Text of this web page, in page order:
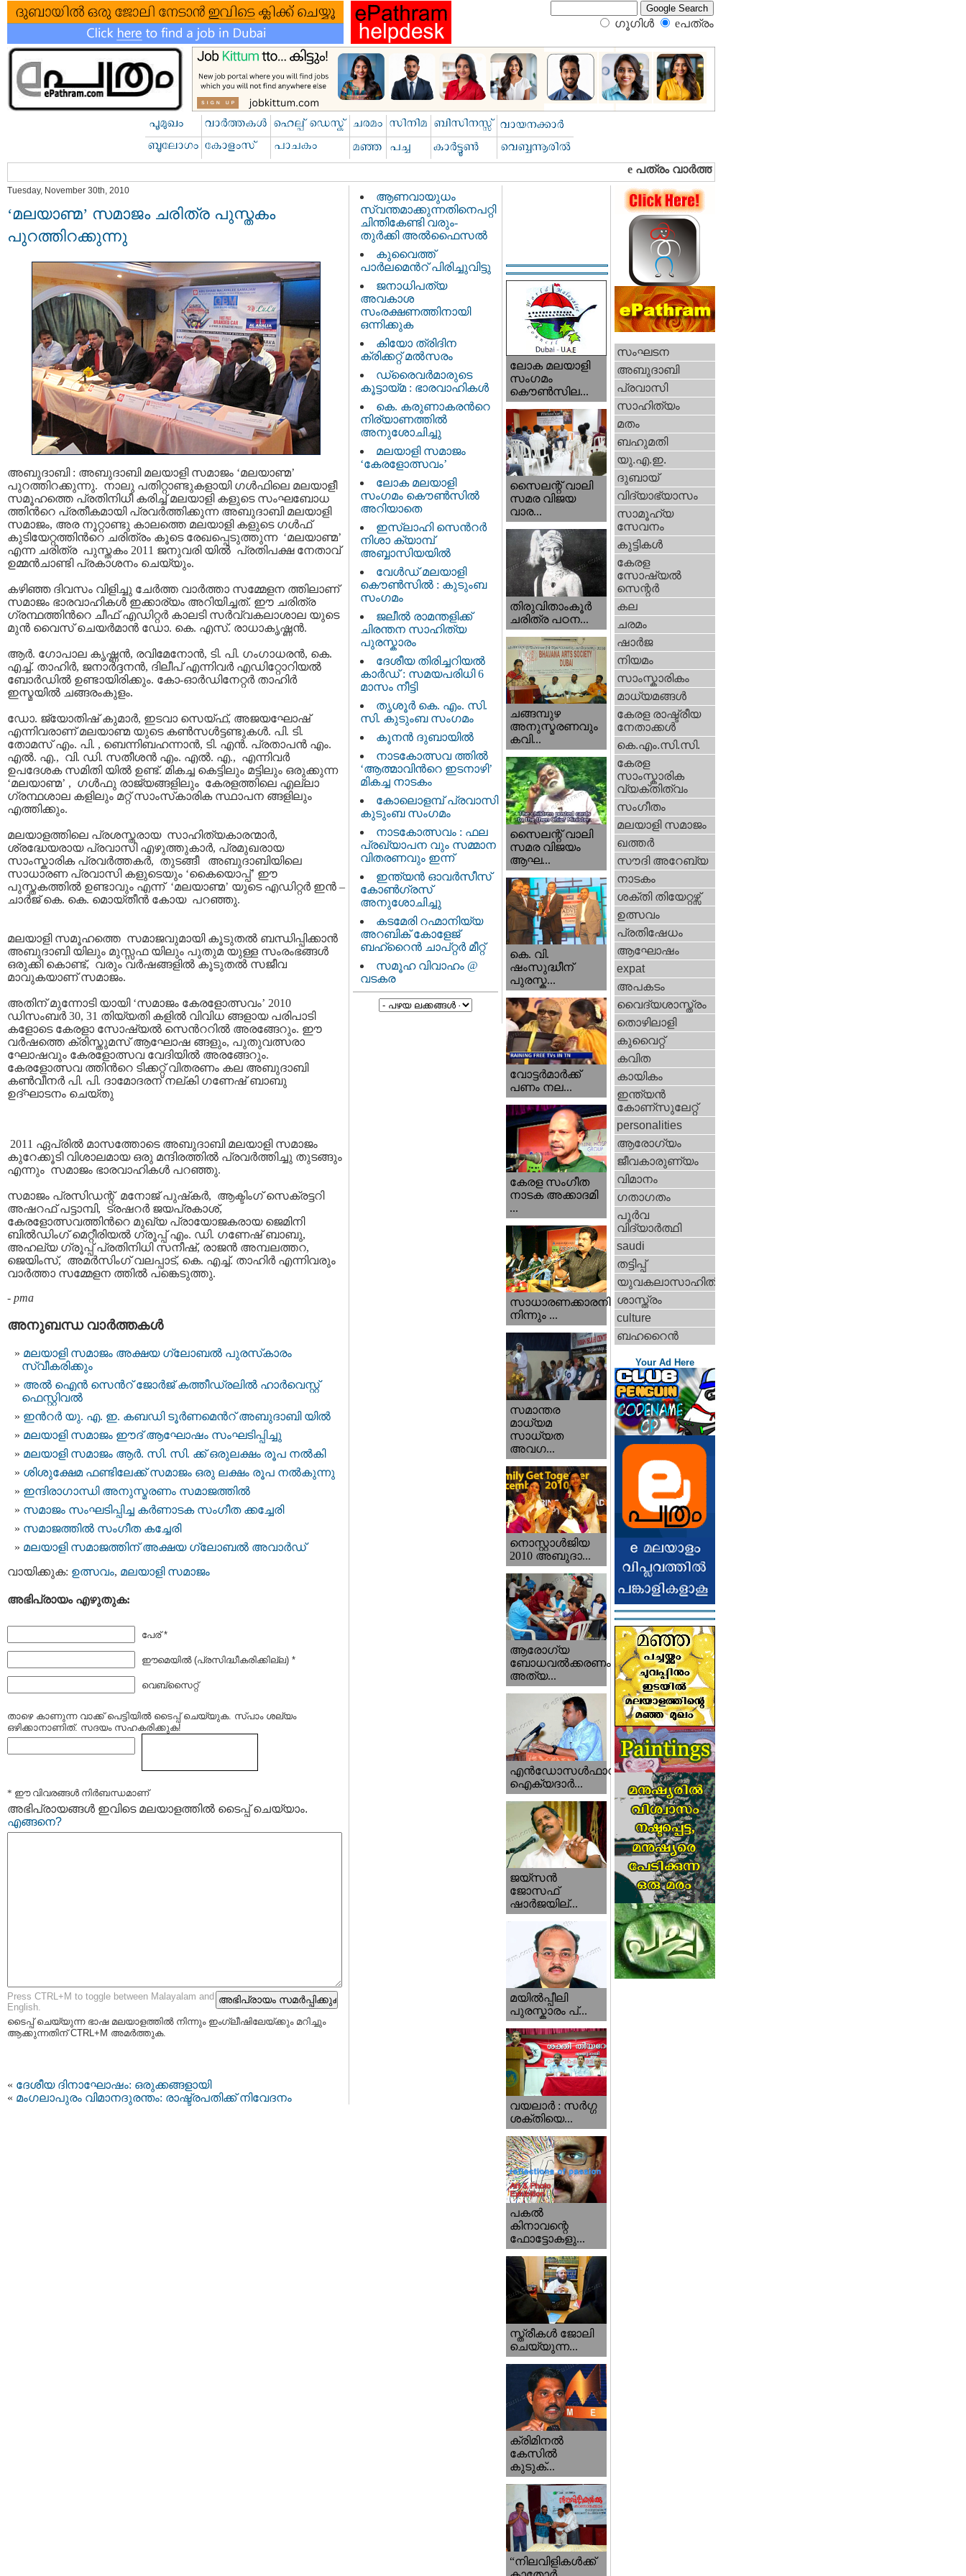
ഗൂഗിള്‍ eപത്രം‍
Tuesday, November 30th, 2010
‘മലയാണ്മ’ സമാജം ചരിത്ര പുസ്തകം
പുറത്തിറക്കുന്നു
അബുദാബി : അബുദാബി മലയാളി സമാജം ‘മലയാണ്മ’
പുറത്തിറക്കുന്നു. നാലു പതിറ്റാണ്ടുകളായി ഗള്‍ഫിലെ മലയാളീ
സമൂഹത്തെ പ്രതിനിധീ കരിച്ച് മലയാളി കളുടെ സംഘബോധ
ത്തിന്‍റെ പ്രതീകമായി പ്രവര്‍ത്തിക്കുന്ന അബുദാബി മലയാളി
സമാജം, അര നൂറ്റാണ്ടു കാലത്തെ മലയാളി കളുടെ ഗള്‍ഫ്
കുടിയേറ്റത്തിന്‍റെ ചരിത്രം കൂടെ രേഖപ്പെടുത്തുന്ന ‘മലയാണ്മ’
എന്ന ചരിത്ര പുസ്തകം 2011 ജനുവരി യില്‍ പ്രതിപക്ഷ നേതാവ്
ഉമ്മന്‍ചാണ്ടി പ്രകാശനം ചെയ്യും.
കഴിഞ്ഞ ദിവസം വിളിച്ചു ചേര്‍ത്ത വാര്‍ത്താ സമ്മേളന ത്തിലാണ്
സമാജം ഭാരവാഹികള്‍ ഇക്കാര്യം അറിയിച്ചത്. ഈ ചരിത്ര
ഗ്രന്ഥത്തിന്‍റെ ചീഫ് എഡിറ്റര്‍ കാലടി സര്‍വ്വകലാശാല യുടെ
മുന്‍ വൈസ് ചെയര്‍മാന്‍ ഡോ. കെ. എസ്. രാധാകൃഷ്ണന്‍.
ആര്‍. ഗോപാല കൃഷ്ണന്‍, രവിമേനോന്‍, ടി. പി. ഗംഗാധരന്‍, കെ.
എച്ച്. താഹിര്‍, ജനാര്‍ദ്ദനന്‍, ദിലീപ് എന്നിവര്‍ എഡിറ്റോറിയല്‍
ബോര്‍ഡില്‍ ഉണ്ടായിരിക്കും. കോ-ഓര്‍ഡിനേറ്റര്‍ താഹിര്‍
ഇസ്മയില്‍ ചങ്ങരംകുളം.
ഡോ. ജ്യോതിഷ്‌ കുമാര്‍, ഇടവാ സെയ്ഫ്, അജയഘോഷ്
എന്നിവരാണ് മലയാണ്മ യുടെ കണ്‍സള്‍ട്ടണ്ടുകള്‍. പി. ടി.
തോമസ് എം. പി. , ബെന്നിബഹന്നാന്‍, ടി. എന്‍. പ്രതാപന്‍ എം.
എല്‍. എ., വി. ഡി. സതീശന്‍ എം. എല്‍. എ., എന്നിവര്‍
ഉപദേശക സമിതി യില്‍ ഉണ്ട്. മികച്ച കെട്ടിലും മട്ടിലും ഒരുക്കുന്ന
‘മലയാണ്മ’ , ഗള്‍ഫു രാജ്യങ്ങളിലും കേരളത്തിലെ എല്ലാ
ഗ്രന്ഥശാല കളിലും മറ്റ് സാംസ്‌കാരിക സ്ഥാപന ങ്ങളിലും
എത്തിക്കും.
മലയാളത്തിലെ പ്രശസ്തരായ സാഹിത്യകാരന്മാര്‍,
ശ്രദ്ധേയരായ പ്രവാസി എഴുത്തുകാര്‍, പ്രമുഖരായ
സാംസ്കാരിക പ്രവര്‍ത്തകര്‍, തുടങ്ങീ അബുദാബിയിലെ
സാധാരണ പ്രവാസി കളുടെയും ‘കൈയൊപ്പ്’ ഈ
പുസ്തകത്തില്‍ ഉണ്ടാവും എന്ന് ‘മലയാണ്മ’ യുടെ എഡിറ്റര്‍ ഇന്‍ –
ചാര്‍ജ് കെ. കെ. മൊയ്തീന്‍ കോയ പറഞ്ഞു.
മലയാളി സമൂഹത്തെ സമാജവുമായി കൂടുതല്‍ ബന്ധിപ്പിക്കാന്‍
അബുദാബി യിലും മുസ്സഫ യിലും പുതുമ യുള്ള സംരംഭങ്ങള്‍
ഒരുക്കി കൊണ്ട്, വരും വര്‍ഷങ്ങളില്‍ കൂടുതല്‍ സജീവ
മാവുകയാണ് സമാജം.
അതിന് മുന്നോടി യായി ‘സമാജം കേരളോത്സവം’ 2010
ഡിസംബര്‍ 30, 31 തിയ്യതി കളില്‍ വിവിധ ങ്ങളായ പരിപാടി
കളോടെ കേരളാ സോഷ്യല്‍ സെന്‍ററില്‍ അരങ്ങേറും. ഈ
വര്‍ഷത്തെ ക്രിസ്തുമസ് ആഘോഷ ങ്ങളും, പുതുവത്സരാ
ഘോഷവും കേരളോത്സവ വേദിയില്‍ അരങ്ങേറും.
കേരളോത്സവ ത്തിന്‍റെ ടിക്കറ്റ് വിതരണം കല അബുദാബി
കണ്‍വീനര്‍ പി. പി. ദാമോദരന് നല്കി ഗണേഷ് ബാബു
ഉദ്ഘാടനം ചെയ്തു
2011 ഏപ്രില്‍ മാസത്തോടെ അബുദാബി മലയാളി സമാജം
കുറേക്കൂടി വിശാലമായ ഒരു മന്ദിരത്തില്‍ പ്രവര്‍ത്തിച്ചു തുടങ്ങും
എന്നും സമാജം ഭാരവാഹികള്‍ പറഞ്ഞു.
സമാജം പ്രസിഡന്റ് മനോജ് പുഷ്‌കര്‍, ആക്ടിംഗ് സെക്രട്ടറി
അഷറഫ് പട്ടാമ്പി, ട്രഷറര്‍ ജയപ്രകാശ്,
കേരളോത്സവത്തിന്‍റെ മുഖ്യ പ്രായോജകരായ ജെമിനി
ബില്‍ഡിംഗ് മെറ്റീരിയല്‍ ഗ്രൂപ്പ് എം. ഡി. ഗണേഷ് ബാബു,
അഹല്യ ഗ്രൂപ്പ് പ്രതിനിധി സനീഷ്, രാജന്‍ അമ്പലത്തറ,
ജെയിംസ്, അമര്‍സിംഗ് വലപ്പാട്‌, കെ. എച്ച്. താഹിര്‍ എന്നിവരും
വാര്‍ത്താ സമ്മേളന ത്തില്‍ പങ്കെടുത്തു.
- pma
അനുബന്ധ വാര്‍ത്തകള്‍
മലയാളി സമാജം അക്ഷയ ഗ്ലോബല്‍ പുരസ്‌കാരം
സ്വീകരിക്കും
അല്‍ ഐന്‍ സെന്‍റ് ജോര്‍ജ് കത്തീഡ്രലില്‍ ഹാര്‍വെസ്റ്റ്
ഫെസ്റ്റിവല്‍
ഇന്‍റര്‍ യു. എ. ഇ. കബഡി ടൂര്‍ണമെന്‍റ് അബുദാബി യില്‍
മലയാളി സമാജം ഈദ് ആഘോഷം സംഘടിപ്പിച്ചു
മലയാളി സമാജം ആര്‍. സി. സി. ക്ക് ഒരുലക്ഷം രൂപ നല്‍കി
ശിശുക്ഷേമ ഫണ്ടിലേക്ക് സമാജം ഒരു ലക്ഷം രൂപ നല്‍കുന്നു
ഇന്ദിരാഗാന്ധി അനുസ്മരണം സമാജത്തില്‍
സമാജം സംഘടിപ്പിച്ച കര്‍ണാടക സംഗീത ക്കച്ചേരി
സമാജത്തില്‍ സംഗീത കച്ചേരി
മലയാളി സമാജത്തിന് അക്ഷയ ഗ്ലോബല്‍ അവാര്‍ഡ്
വായിക്കുക: ഉത്സവം, മലയാളി സമാജം
അഭിപ്രായം എഴുതുക:
പേര് *
ഈമെയില്‍ (പ്രസിദ്ധീകരിക്കില്ല) *
വെബ്സൈറ്റ്
താഴെ കാണുന്ന വാക്ക് പെട്ടിയില്‍ ടൈപ്പ്‌ ചെയ്യുക. സ്പാം ശല്യം
ഒഴിക്കാനാണിത്. സദയം സഹകരിക്കുക!
* ഈ വിവരങ്ങള്‍ നിര്‍ബന്ധമാണ്
അഭിപ്രായങ്ങള്‍ ഇവിടെ മലയാളത്തില്‍ ടൈപ്പ് ചെയ്യാം.
എങ്ങനെ?
Press CTRL+M to toggle between Malayalam and
English.
ടൈപ്പ്‌ ചെയ്യുന്ന ഭാഷ മലയാളത്തില്‍ നിന്നും ഇംഗ്ലീഷിലേയ്ക്കും മറിച്ചും
ആക്കുന്നതിന് CTRL+M അമര്‍ത്തുക.
« ദേശീയ ദിനാഘോഷം: ഒരുക്കങ്ങളായി
« മംഗലാപുരം വിമാനദുരന്തം: രാഷ്ട്രപതിക്ക് നിവേദനം
ആണവായുധം
സ്വന്തമാക്കുന്നതിനെപറ്റി
ചിന്തികേണ്ടി വരും-
തുര്‍ക്കി അല്‍ഫൈസല്‍
കുവൈത്ത്
പാര്‍ലമെന്‍റ് പിരിച്ചുവിട്ടു
ജനാധിപത്യ
അവകാശ
സംരക്ഷണത്തിനായി
ഒന്നിക്കുക
കിയോ ത്രിദിന
ക്രിക്കറ്റ്‌ മല്‍സരം
ഡ്രൈവര്‍മാരുടെ
കൂട്ടായ്മ : ഭാരവാഹികള്‍
കെ. കരുണാകരന്‍റെ
നിര്യാണത്തില്‍
അനുശോചിച്ചു
മലയാളി സമാജം
‘കേരളോത്സവം’
ലോക മലയാളി
സംഗമം കൌണ്‍സില്‍
അറിയാതെ
ഇസ്ലാഹി സെന്‍റര്‍
നിശാ ക്യാമ്പ്
അബ്ബാസിയയില്‍
വേള്‍ഡ് മലയാളി
കൌണ്‍സില്‍ : കുടുംബ
സംഗമം
ജലീല്‍ രാമന്തളിക്ക്
ചിരന്തന സാഹിത്യ
പുരസ്കാരം
ദേശീയ തിരിച്ചറിയല്‍
കാര്‍ഡ്‌ : സമയപരിധി 6
മാസം നീട്ടി
തൃശൂര്‍ കെ. എം. സി.
സി. കുടുംബ സംഗമം
കൂനന്‍ ദുബായില്‍
നാടകോത്സവ ത്തില്‍
‘ആത്മാവിന്‍റെ ഇടനാഴി’
മികച്ച നാടകം
കോലൊളമ്പ് പ്രവാസി
കുടുംബ സംഗമം
നാടകോത്സവം : ഫല
പ്രഖ്യാപന വും സമ്മാന
വിതരണവും ഇന്ന്
ഇന്ത്യന്‍ ഓവര്‍സീസ്
കോണ്‍ഗ്രസ്‌
അനുശോചിച്ചു
കടമേരി റഹ്മാനിയ്യ
അറബിക് കോളേജ്
ബഹ്‌റൈന്‍ ചാപ്റ്റര്‍ മീറ്റ്‌
സമൂഹ വിവാഹം @
വടകര
ലോക മലയാളി
സംഗമം
കൌണ്‍സില...
സൈലന്റ് വാലി
സമര വിജയ
വാര...
തിരുവിതാംകൂര്‍
ചരിത്ര പഠന...
ചങ്ങമ്പുഴ
അനുസ്മരണവും
കവി...
സൈലന്റ് വാലി
സമര വിജയം
ആഘ...
കെ. വി.
ഷംസുദ്ധീന്
പുരസ്ക...
വോട്ടര്‍മാര്‍ക്ക്‌
പണം നല...
കേരള സംഗീത
നാടക അക്കാദമി
...
സാധാരണക്കാരനില്‍
നിന്നും ...
സമാന്തര
മാധ്യമ
സാധ്യത
അവഗ...
നൊസ്റ്റാള്‍ജിയ
2010 അബുദാ...
ആരോഗ്യ
ബോധവല്‍ക്കരണം
അത്യ...
എന്‍ഡോസള്‍ഫാന്‍
ഐക്യദാര്‍...
ജയ്സന്‍
ജോസഫ്‌
ഷാര്‍ജയില്...
മയില്‍പ്പീലി
പുരസ്കാരം പ്...
വയലാര്‍ : സര്‍ഗ്ഗ
ശക്തിയെ...
പകല്‍
കിനാവന്റെ
ഫോട്ടോകളു...
സ്ത്രീകള്‍ ജോലി
ചെയ്യുന്ന...
ക്രിമിനല്‍
കേസില്‍
കുടുക്...
“നിലവിളികള്‍ക്ക്‌
സംഘടന
അബുദാബി
പ്രവാസി
സാഹിത്യം
മതം
ബഹുമതി
യു.എ.ഇ.
ദുബായ്‌
വിദ്യാഭ്യാസം
സാമൂഹ്യ
സേവനം
കുട്ടികള്‍
കേരള
സോഷ്യല്‍
സെന്റര്‍
കല
ചരമം
ഷാര്‍ജ
നിയമം
സാംസ്കാരികം
മാധ്യമങ്ങള്‍
കേരള രാഷ്ട്രീയ
നേതാക്കള്‍
കെ.എം.സി.സി.
കേരള
സാംസ്കാരിക
വ്യക്തിത്വം
സംഗീതം
മലയാളി സമാജം
ഖത്തര്‍
സൗദി അറേബ്യ
നാടകം
ശക്തി തിയേറ്റഴ്സ്
ഉത്സവം
പ്രതിഷേധം
ആഘോഷം
expat
അപകടം
വൈദ്യശാസ്ത്രം
തൊഴിലാളി
കുവൈറ്റ്‌
കവിത
കായികം
ഇന്ത്യന്‍
കോണ്സുലേറ്റ്
personalities
ആരോഗ്യം
ജീവകാരുണ്യം
വിമാനം
ഗതാഗതം
പൂര്‍വ
വിദ്യാര്‍ത്ഥി
saudi
തട്ടിപ്പ്‌
യുവകലാസാഹിതി
ശാസ്ത്രം
culture
ബഹറൈന്‍
Your Ad Here